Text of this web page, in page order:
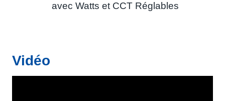
avec Watts et CCT Réglables
Vidéo